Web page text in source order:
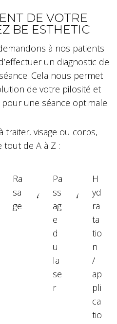
DE VOTRE
BE ESTHETIC
à nos patients
un diagnostic de
Cela nous permet
de votre pilosité et
une séance optimale.
traiter, visage ou corps,
de A à Z :
Ra
sa
ge
Pa
ss
ag
e
d
u
la
se
r
H
yd
ra
ta
tio
n
/
ap
pli
ca
tio